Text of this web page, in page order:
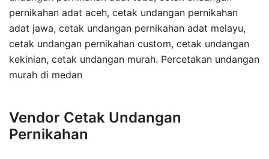
pernikahan adat aceh, cetak undangan pernikahan
adat jawa, cetak undangan pernikahan adat melayu,
cetak undangan pernikahan custom, cetak undangan
kekinian, cetak undangan murah. Percetakan undangan
murah di medan
Vendor Cetak Undangan
Pernikahan